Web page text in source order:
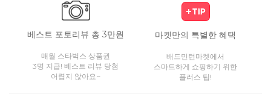
베스트 포토리뷰 총 3만원
매월 스타벅스 상품권
3명 지급! 베스트 리뷰 당첨
어렵지 않아요~
마켓만의 특별한 혜택
배드민턴마켓에서
스마트하게 쇼핑하기 위한
플러스 팁!